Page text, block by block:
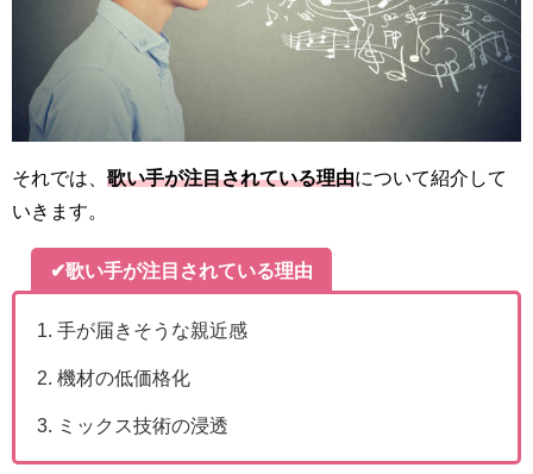
それでは、 歌い手が注目されている理由について紹介して
いきます。
✔歌い手が注目されている理由
手が届きそうな親近感
機材の低価格化
ミックス技術の浸透